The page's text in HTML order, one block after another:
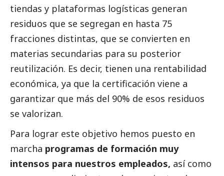
tiendas y plataformas logísticas generan
residuos que se segregan en hasta 75
fracciones distintas, que se convierten en
materias secundarias para su posterior
reutilización. Es decir, tienen una rentabilidad
económica, ya que la certificación viene a
garantizar que más del 90% de esos residuos
se valorizan.
Para lograr este objetivo hemos puesto en
marcha programas de formación muy
intensos para nuestros empleados, así como